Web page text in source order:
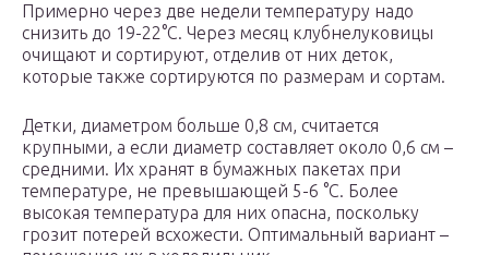
Примерно через две недели температуру надо
снизить до 19-22°C. Через месяц клубнелуковицы
очищают и сортируют, отделив от них деток,
которые также сортируются по размерам и сортам.
Детки, диаметром больше 0,8 см, считается
крупными, а если диаметр составляет около 0,6 см –
средними. Их хранят в бумажных пакетах при
температуре, не превышающей 5-6 °C. Более
высокая температура для них опасна, поскольку
грозит потерей всхожести. Оптимальный вариант –